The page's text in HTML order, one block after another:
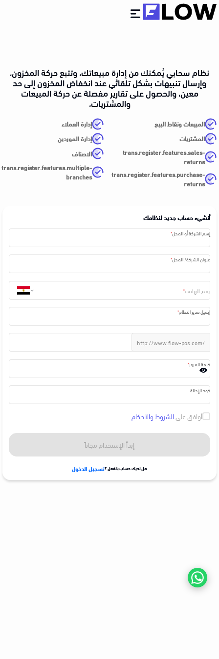
الأسئلة الأكثر شيوعا
شرح فلو
انضم كمسوق
إبدأ الإستخدام مجاناً
نظام سحابي يُمكنك من إدارة مبيعاتك، وتتبع حركة المخزون،
وإرسال تنبيهات بشكل تلقائي عند انخفاض المخزون إلى حد
معين، والحصول على تقارير مفصلة عن حركة المبيعات
والمشتريات،
المبيعات ونقاط البيع
المشتريات
trans.register.features.sales-
returns
trans.register.features.purchase-
returns
إدارة العملاء
إدارة الموردين
الاصناف
trans.register.features.multiple-
branches
أنشيء حساب جديد لنظامك
إسم الشركة أو المحل
عنوان الشركة/ المحل
رقم الهاتف
إيميل مدير النظام
http://www.flow-pos.com/
كلمة المرور
كود الإحالة
أوافق علىالشروط والأحكام
إبدأ الإستخدام مجاناً
هل لديك حساب بالفعل ؟تسجيل الدخول